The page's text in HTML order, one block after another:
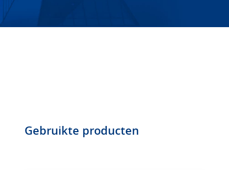
Gebruikte producten